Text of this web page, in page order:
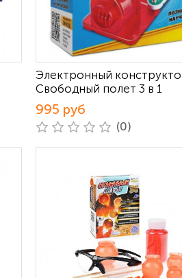
Электронный
Свободный полет 3 в 1
995 руб
(0)